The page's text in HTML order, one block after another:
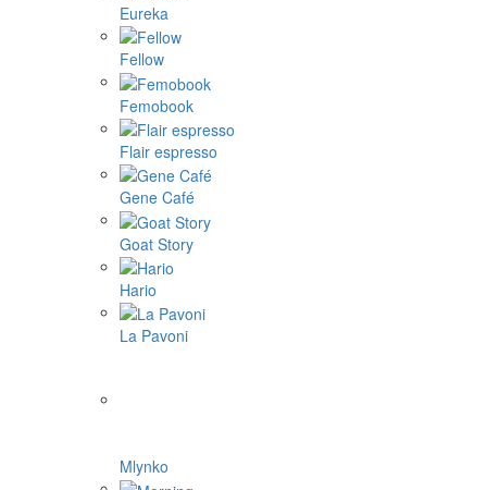
Eureka
Fellow
Femobook
Flair espresso
Gene Café
Goat Story
Hario
La Pavoni
Mlynko